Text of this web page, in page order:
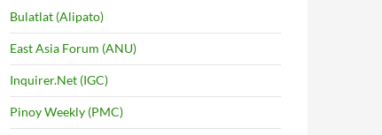
Bulatlat (Alipato)
East Asia Forum (ANU)
Inquirer.Net (IGC)
Pinoy Weekly (PMC)